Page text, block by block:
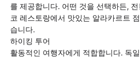
를 제공합니다. 어떤 것을 선택하든,
코 레스토랑에서 맛있는 알라카르트
습니다.
하이킹 투어
활동적인 여행자에게 적합합니다. 독